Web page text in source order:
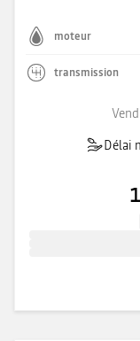
moteur
transmission
Délai